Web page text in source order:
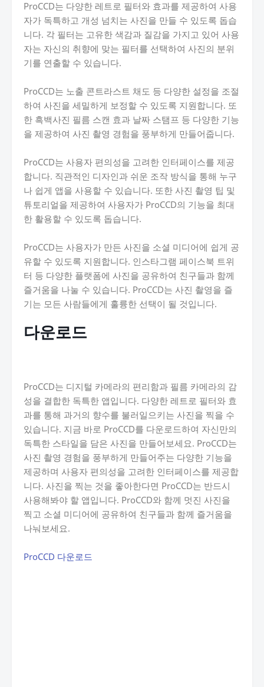
ProCCD는 다양한 레트로 필터와 효과를 제공하여 사용
자가 독특하고 개성 넘치는 사진을 만들 수 있도록 돕습
니다. 각 필터는 고유한 색감과 질감을 가지고 있어 사용
자는 자신의 취향에 맞는 필터를 선택하여 사진의 분위
기를 연출할 수 있습니다.
ProCCD는 노출 콘트라스트 채도 등 다양한 설정을 조절
하여 사진을 세밀하게 보정할 수 있도록 지원합니다. 또
한 흑백사진 필름 스캔 효과 날짜 스탬프 등 다양한 기능
을 제공하여 사진 촬영 경험을 풍부하게 만들어줍니다.
ProCCD는 사용자 편의성을 고려한 인터페이스를 제공
합니다. 직관적인 디자인과 쉬운 조작 방식을 통해 누구
나 쉽게 앱을 사용할 수 있습니다. 또한 사진 촬영 팁 및
튜토리얼을 제공하여 사용자가 ProCCD의 기능을 최대
한 활용할 수 있도록 돕습니다.
ProCCD는 사용자가 만든 사진을 소셜 미디어에 쉽게 공
유할 수 있도록 지원합니다. 인스타그램 페이스북 트위
터 등 다양한 플랫폼에 사진을 공유하여 친구들과 함께
즐거움을 나눌 수 있습니다. ProCCD는 사진 촬영을 즐
기는 모든 사람들에게 훌륭한 선택이 될 것입니다.
다운로드
ProCCD는 디지털 카메라의 편리함과 필름 카메라의 감
성을 결합한 독특한 앱입니다. 다양한 레트로 필터와 효
과를 통해 과거의 향수를 불러일으키는 사진을 찍을 수
있습니다. 지금 바로 ProCCD를 다운로드하여 자신만의
독특한 스타일을 담은 사진을 만들어보세요. ProCCD는
사진 촬영 경험을 풍부하게 만들어주는 다양한 기능을
제공하며 사용자 편의성을 고려한 인터페이스를 제공합
니다. 사진을 찍는 것을 좋아한다면 ProCCD는 반드시
사용해봐야 할 앱입니다. ProCCD와 함께 멋진 사진을
찍고 소셜 미디어에 공유하여 친구들과 함께 즐거움을
나눠보세요.
ProCCD 다운로드